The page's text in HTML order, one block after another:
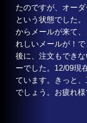
たのですが、オー
という状態でした
からメールが来て
れしいメールが！
後に、注文もでき
ーでした。12/09現
ています。きっと
でしょう。お疲れ様